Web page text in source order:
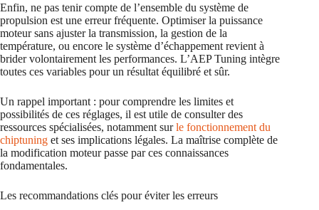
Enfin, ne pas tenir compte de l’ensemble du système de
propulsion est une erreur fréquente. Optimiser la puissance
moteur sans ajuster la transmission, la gestion de la
température, ou encore le système d’échappement revient à
brider volontairement les performances. L’AEP Tuning intègre
toutes ces variables pour un résultat équilibré et sûr.
Un rappel important : pour comprendre les limites et
possibilités de ces réglages, il est utile de consulter des
ressources spécialisées, notamment surle fonctionnement du
chiptuning et ses implications légales. La maîtrise complète de
la modification moteur passe par ces connaissances
fondamentales.
Les recommandations clés pour éviter les erreurs